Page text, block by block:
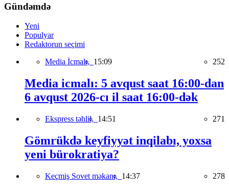
Gündəmdə
Yeni
Populyar
Redaktorun seçimi
Media İcmalı, 15:09 252
Media icmalı: 5 avqust saat 16:00-dan
6 avqust 2026-cı il saat 16:00-dək
Ekspress təhlil, 14:51 271
Gömrükdə keyfiyyət inqilabı, yoxsa
yeni bürokratiya?
Keçmiş Sovet məkanı, 14:37 278